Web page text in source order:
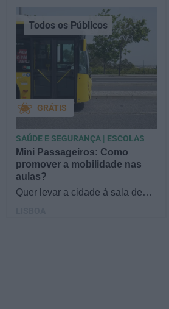
Mini Passageiros: Como
promover a mobilidade nas
aulas?
Quer levar a cidade à sala de
Todos os Públicos
GRÁTIS
SAÚDE E SEGURANÇA | ESCOLAS